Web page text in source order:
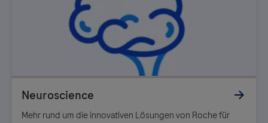
Mehr rund um die innovativen Lösungen von Roche für